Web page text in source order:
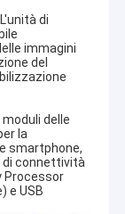
L'unità di
immagini
del
I moduli delle
la
smartphone,
di connettività
Processor
e USB